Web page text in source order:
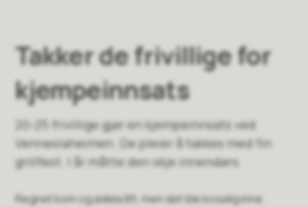
Takker de frivillige for
kjempeinnsats
20-25 frivillige gjør en kjempeinnsats ved
Venneslaheimen. De pleier å takkes med fin
grillfest. I år måtte den skje innendørs.
Regnet kom og ødela litt, men det ble koselig inne